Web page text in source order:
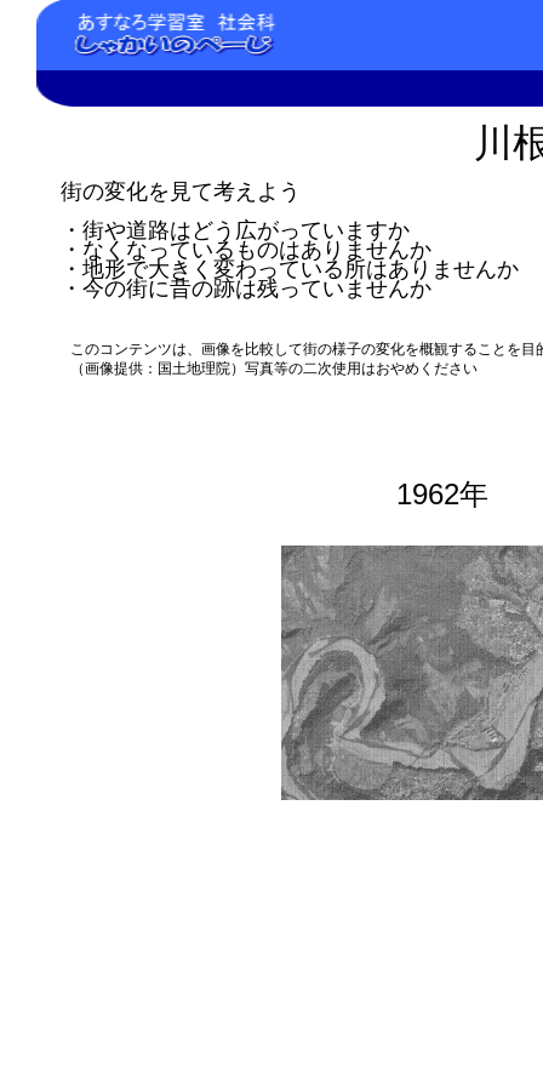
川
街の変化を見て考えよう
・街や道路はどう広がっていますか
・なくなっているものはありませんか
・地形で大きく変わっている所はありませんか
・今の街に昔の跡は残っていませんか
このコンテンツは、画像を比較して街の様子の変化を概観することを
（画像提供：国土地理院）写真等の二次使用はおやめください
1962年